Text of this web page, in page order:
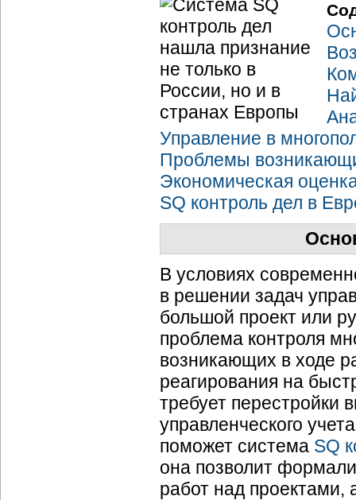
Управление в
Проблемы
Экономическая
SQ контроль дел в
В условиях
в решении задач
большой проект или
проблема контроля
возникающих в ходе
реагирования на
требует перестройки
управленческого
поможет система SQ
она позволит
работ над проектами,